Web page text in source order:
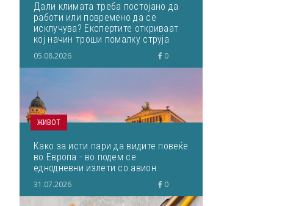
Дали климата треба постојано да
работи или повремено да се
исклучува? Експертите откриваат
кој начин троши помалку струја
05.08.2026 0
ЖИВОТ
Како за исти пари да видите повеќе
во Европа - во подем се
еднодневни излети со авион
31.07.2026 0